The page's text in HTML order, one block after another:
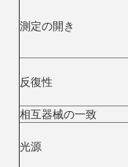
測定の開き
反復性
相互器械の一致
光源